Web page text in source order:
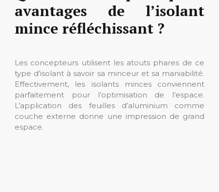
avantages de l’isolant
mince réfléchissant ?
Les concepteurs utilisent les atouts phares de ce
type d’isolant à savoir sa minceur et sa maniabilité.
Effectivement, les isolants minces conviennent
parfaitement pour l’optimisation de l’espace.
L’application des feuilles d’aluminium comme
couche externe donne une impression de grand
espace.